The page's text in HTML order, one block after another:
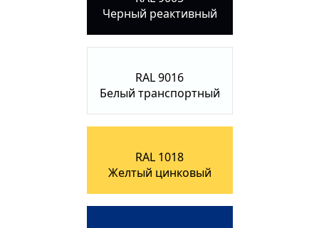
Черный реактивный
RAL 9016
Белый транспортный
RAL 1018
Желтый цинковый